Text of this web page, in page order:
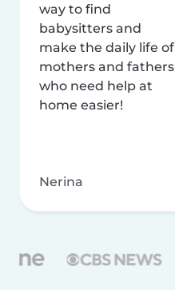
way to find
babysitters and
make the daily life of
mothers and fathers
who need help at
home easier!
Nerina